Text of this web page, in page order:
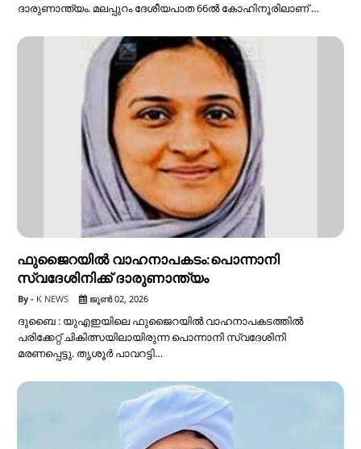
ദാരുണാന്ത്യം. മലപ്പുറം ദേശീയപാത 66ല്‍ കോഹിനൂരിലാണ് …
ഫുജൈറയിൽ വാഹനാപകടം:പൊന്നാനി
സ്വദേശിനിക്ക് ദാരുണാന്ത്യം
K NEWS ജൂൺ 02, 2026
ദുബൈ : യുഎഇയിലെ ഫുജൈറയിൽ വാഹനാപകടത്തിൽ
പരിക്കേറ്റ് ചികിത്സയിലായിരുന്ന പൊന്നാനി സ്വദേശിനി
മരണപ്പെട്ടു. തൃശൂർ പാവറട്ടി…